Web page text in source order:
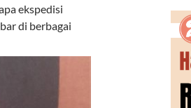
ekspedisi
di berbagai